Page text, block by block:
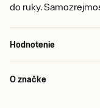
do ruky.
Hodnotenie
O značke